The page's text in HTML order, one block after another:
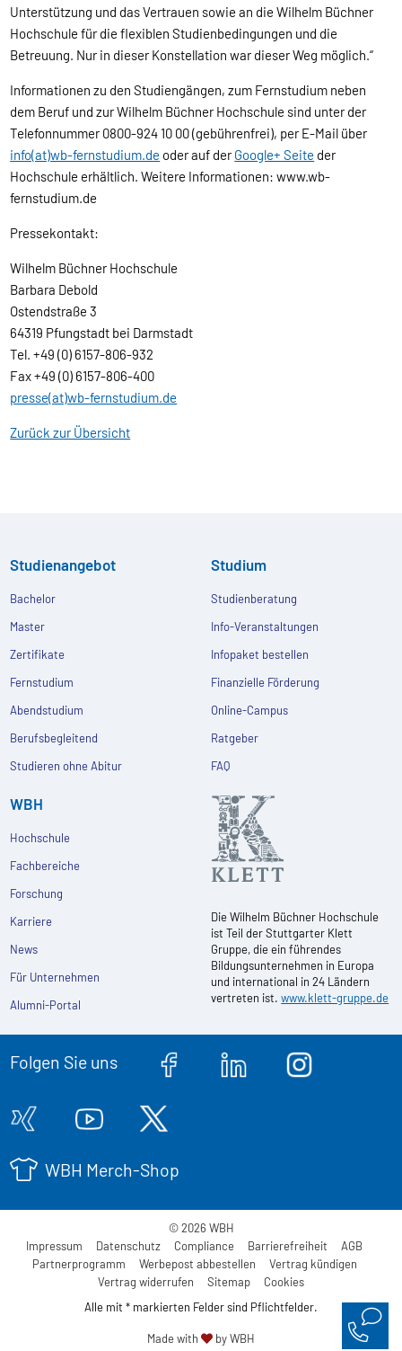
Unterstützung und das Vertrauen sowie an die Wilhelm Büchner
Hochschule für die flexiblen Studienbedingungen und die
Betreuung. Nur in dieser Konstellation war dieser Weg möglich.“
Informationen zu den Studiengängen, zum Fernstudium neben
dem Beruf und zur Wilhelm Büchner Hochschule sind unter der
Telefonnummer 0800-924 10 00 (gebührenfrei), per E-Mail über
info(at)wb-fernstudium.de oder auf derGoogle+ Seite der
Hochschule erhältlich. Weitere Informationen: www.wb-
fernstudium.de
Pressekontakt:
Wilhelm Büchner Hochschule
Barbara Debold
Ostendstraße 3
64319 Pfungstadt bei Darmstadt
Tel. +49 (0) 6157-806-932
Fax +49 (0) 6157-806-400
presse(at)wb-fernstudium.de
Zurück zur Übersicht
Studienangebot
Bachelor
Master
Zertifikate
Fernstudium
Abendstudium
Berufsbegleitend
Studieren ohne Abitur
Studium
Studienberatung
Info-Veranstaltungen
Infopaket bestellen
Finanzielle Förderung
Online-Campus
Ratgeber
FAQ
WBH
Hochschule
Fachbereiche
Forschung
Karriere
News
Für Unternehmen
Alumni-Portal
Die Wilhelm Büchner Hochschule
ist Teil der Stuttgarter Klett
Gruppe, die ein führendes
Bildungsunternehmen in Europa
und international in 24 Ländern
vertreten ist.www.klett-gruppe.de
Folgen Sie uns
WBH Merch-Shop
© 2026 WBH
Impressum
Datenschutz Compliance Barrierefreiheit
AGB
Partnerprogramm
Werbepost abbestellen
Vertrag kündigen
Vertrag widerrufen
Sitemap
Cookies
Alle mit * markierten Felder sind Pflichtfelder.
Made with by WBH